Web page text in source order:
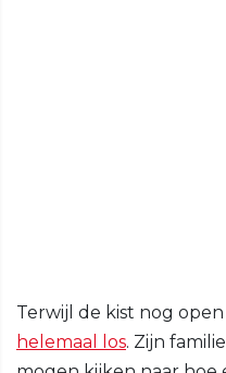
Terwijl de kist nog
helemaal los. Zijn